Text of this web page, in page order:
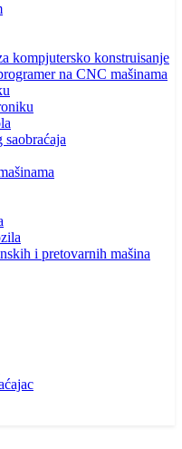
kompjutersko konstruisanje
na CNC mašinama
i pretovarnih mašina